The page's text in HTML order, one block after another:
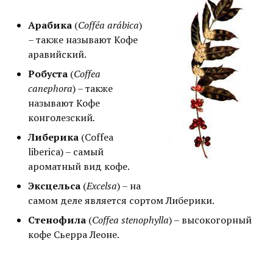
Арабика (Cofféa arábica)
– также называют Кофе
аравийский.
Робуста (Coffea
canephora) – также
называют Кофе
конголезский.
Либерика (Coffea
liberica) – самый
ароматный вид кофе.
Эксцельса (Excelsa)– на
самом деле является сортом Либерики.
Стенофила (Coffea stenophylla) – высокогорный
кофе Сьерра Леоне.